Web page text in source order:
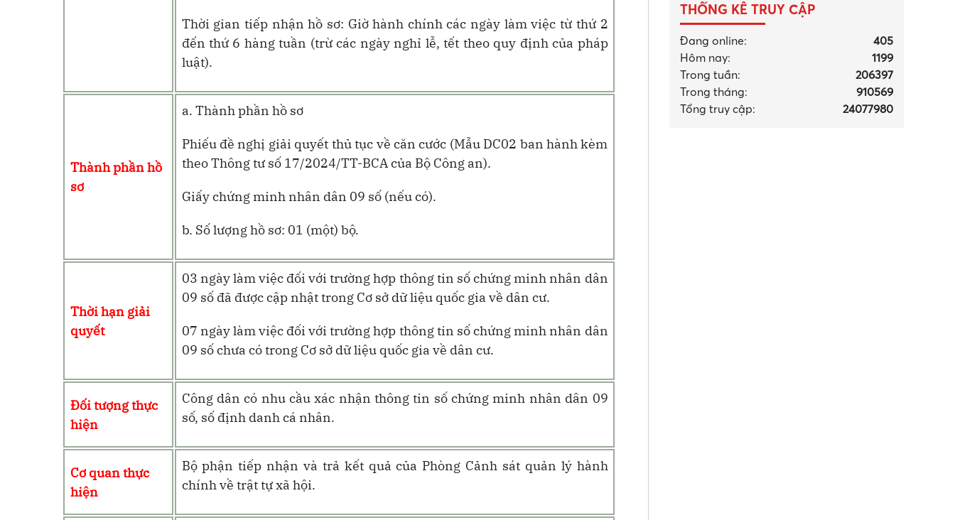
Thời gian tiếp nhận hồ sơ: Giờ hành chính các ngày làm việc từ thứ 2
đến thứ 6 hàng tuần (trừ các ngày nghỉ lễ, tết theo quy định của pháp
luật).
Thành phần hồ
sơ
a. Thành phần hồ sơ
Phiếu đề nghị giải quyết thủ tục về căn cước (Mẫu DC02 ban hành kèm
theo Thông tư số 17/2024/TT-BCA của Bộ Công an).
Giấy chứng minh nhân dân 09 số (nếu có).
b. Số lượng hồ sơ: 01 (một) bộ.
Thời hạn giải
quyết
03 ngày làm việc đối với trường hợp thông tin số chứng minh nhân dân
09 số đã được cập nhật trong Cơ sở dữ liệu quốc gia về dân cư.
07 ngày làm việc đối với trường hợp thông tin số chứng minh nhân dân
09 số chưa có trong Cơ sở dữ liệu quốc gia về dân cư.
Đối tượng thực
hiện
Công dân có nhu cầu xác nhận thông tin số chứng minh nhân dân 09
số, số định danh cá nhân.
Cơ quan thực
hiện
Bộ phận tiếp nhận và trả kết quả của Phòng Cảnh sát quản lý hành
chính về trật tự xã hội.
THỐNG KÊ TRUY CẬP
Đang online:
405
Hôm nay:
1199
Trong tuần:
206397
Trong tháng:
910569
Tổng truy cập:
24077980